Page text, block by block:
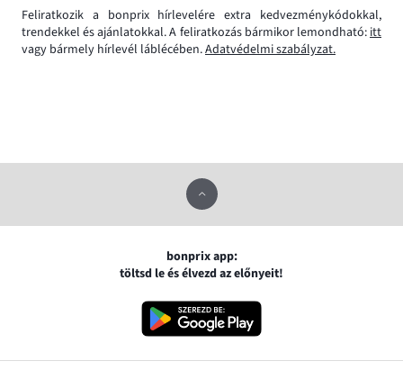
Feliratkozik a bonprix hírlevelére extra kedvezménykódokkal,
trendekkel és ajánlatokkal. A feliratkozás bármikor lemondható:itt
vagy bármely hírlevél láblécében.Adatvédelmi szabályzat.
bonprix app:
töltsd le és élvezd az előnyeit!